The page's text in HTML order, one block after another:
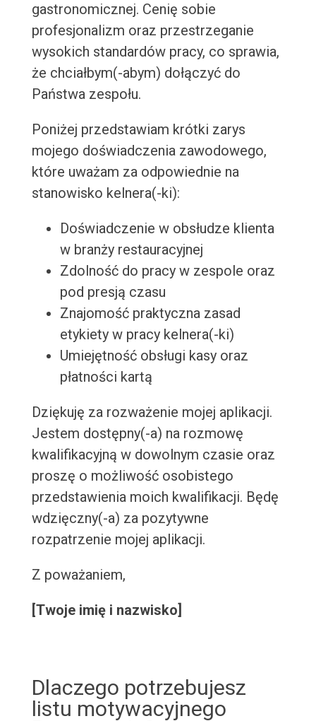
gastronomicznej. Cenię sobie
profesjonalizm oraz przestrzeganie
wysokich standardów pracy, co sprawia,
że chciałbym(-abym) dołączyć do
Państwa zespołu.
Poniżej przedstawiam krótki zarys
mojego doświadczenia zawodowego,
które uważam za odpowiednie na
stanowisko kelnera(-ki):
Doświadczenie w obsłudze klienta
w branży restauracyjnej
Zdolność do pracy w zespole oraz
pod presją czasu
Znajomość praktyczna zasad
etykiety w pracy kelnera(-ki)
Umiejętność obsługi kasy oraz
płatności kartą
Dziękuję za rozważenie mojej aplikacji.
Jestem dostępny(-a) na rozmowę
kwalifikacyjną w dowolnym czasie oraz
proszę o możliwość osobistego
przedstawienia moich kwalifikacji. Będę
wdzięczny(-a) za pozytywne
rozpatrzenie mojej aplikacji.
Z poważaniem,
[Twoje imię i nazwisko]
Dlaczego potrzebujesz
listu motywacyjnego